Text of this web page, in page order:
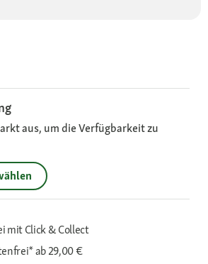
aus, um die Verfügbarkeit zu
mit Click & Collect
ab 29,00 €